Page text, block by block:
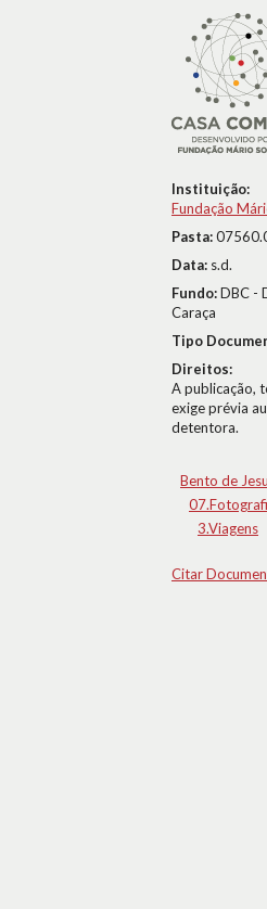
Instituição:
Fundação
Pasta:
Data: s.d.
Fundo:DBC -
Caraça
Tipo
Direitos:
A publicação,
exige prévia
detentora.
Bento de
3.Viagens
Citar